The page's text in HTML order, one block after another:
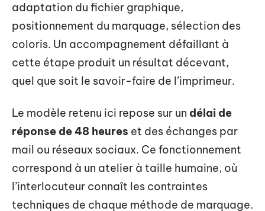
adaptation du fichier graphique,
positionnement du marquage, sélection des
coloris. Un accompagnement défaillant à
cette étape produit un résultat décevant,
quel que soit le savoir-faire de l’imprimeur.
Le modèle retenu ici repose sur un délai de
réponse de 48 heures et des échanges par
mail ou réseaux sociaux. Ce fonctionnement
correspond à un atelier à taille humaine, où
l’interlocuteur connaît les contraintes
techniques de chaque méthode de marquage.